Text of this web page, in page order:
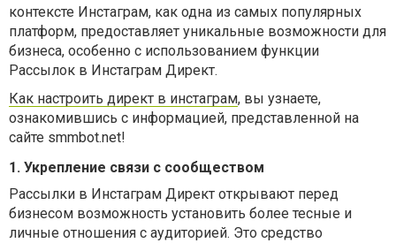
контексте Инстаграм, как одна из самых популярных
платформ, предоставляет уникальные возможности для
бизнеса, особенно с использованием функции
Рассылок в Инстаграм Директ.
Как настроить директ в инстаграм, вы узнаете,
ознакомившись с информацией, представленной на
сайте smmbot.net!
1. Укрепление связи с сообществом
Рассылки в Инстаграм Директ открывают перед
бизнесом возможность установить более тесные и
личные отношения с аудиторией. Это средство